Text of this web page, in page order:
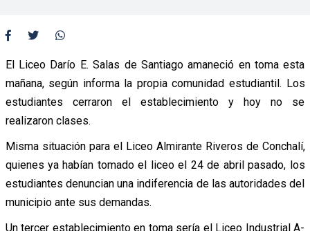
El Liceo Darío E. Salas de Santiago amaneció en toma esta
mañana, según informa la propia comunidad estudiantil. Los
estudiantes cerraron el establecimiento y hoy no se
realizaron clases.
Misma situación para el Liceo Almirante Riveros de Conchalí,
quienes ya habían tomado el liceo el 24 de abril pasado, los
estudiantes denuncian una indiferencia de las autoridades del
municipio ante sus demandas.
Un tercer establecimiento en toma sería el Liceo Industrial A-